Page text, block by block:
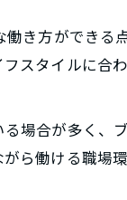
き方ができ
スタイルに合
場合が多く
ら働ける職場